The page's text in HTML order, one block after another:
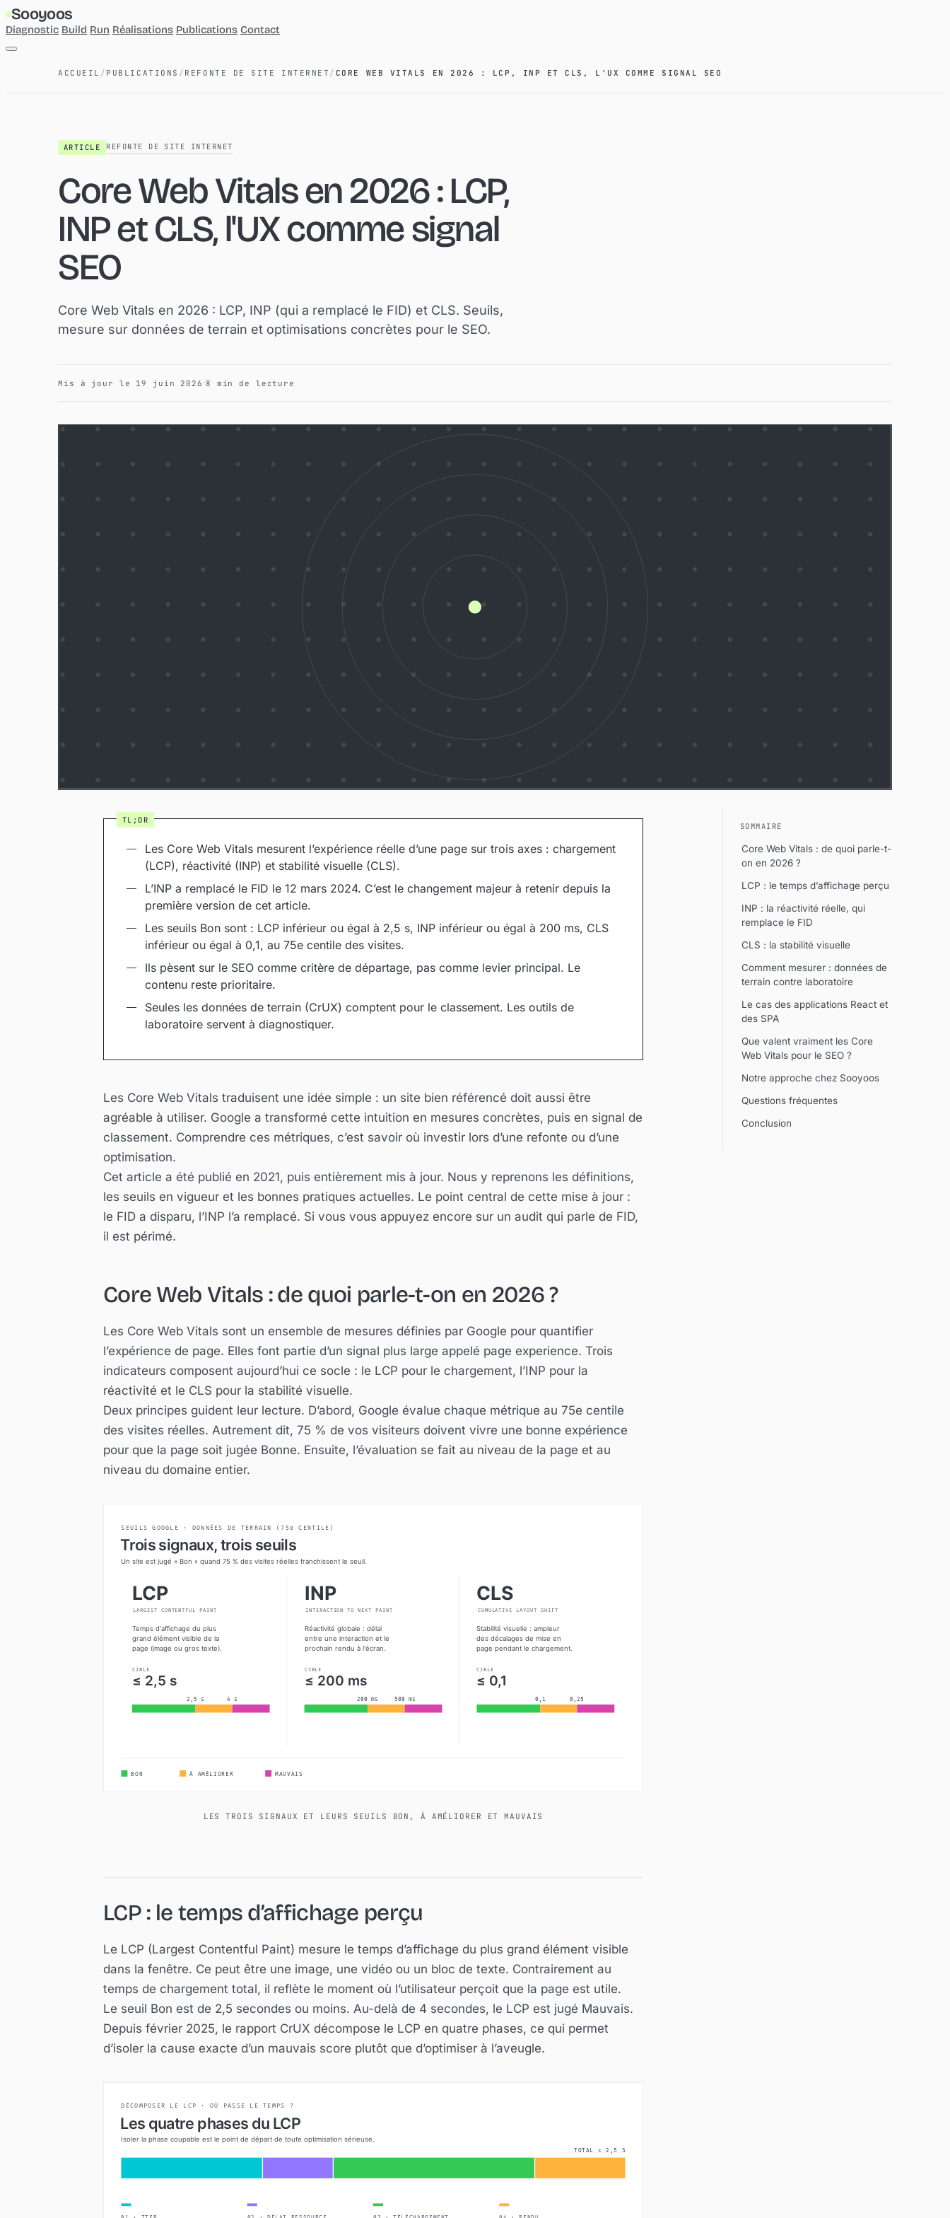
Sooyoos
Diagnostic Build Run Réalisations Publications Contact
ACCUEIL / PUBLICATIONS / REFONTE DE SITE INTERNET / CORE WEB VITALS EN 2026 : LCP, INP ET CLS, L'UX COMME SIGNAL SEO
ARTICLE REFONTE DE SITE INTERNET
Core Web Vitals en 2026 : LCP,
INP et CLS, l'UX comme signal
SEO
Core Web Vitals en 2026 : LCP, INP (qui a remplacé le FID) et CLS. Seuils,
mesure sur données de terrain et optimisations concrètes pour le SEO.
Mis à jour le 19 juin 2026 ·8 min de lecture
Les Core Web Vitals mesurent l’expérience réelle d’une page sur trois axes : chargement
(LCP), réactivité (INP) et stabilité visuelle (CLS).
L’INP a remplacé le FID le 12 mars 2024. C’est le changement majeur à retenir depuis la
première version de cet article.
Les seuils Bon sont : LCP inférieur ou égal à 2,5 s, INP inférieur ou égal à 200 ms, CLS
inférieur ou égal à 0,1, au 75e centile des visites.
Ils pèsent sur le SEO comme critère de départage, pas comme levier principal. Le
contenu reste prioritaire.
Seules les données de terrain (CrUX) comptent pour le classement. Les outils de
laboratoire servent à diagnostiquer.
Les Core Web Vitals traduisent une idée simple : un site bien référencé doit aussi être
agréable à utiliser. Google a transformé cette intuition en mesures concrètes, puis en signal de
classement. Comprendre ces métriques, c’est savoir où investir lors d’une refonte ou d’une
optimisation.
Cet article a été publié en 2021, puis entièrement mis à jour. Nous y reprenons les définitions,
les seuils en vigueur et les bonnes pratiques actuelles. Le point central de cette mise à jour :
le FID a disparu, l’INP l’a remplacé. Si vous vous appuyez encore sur un audit qui parle de FID,
il est périmé.
Core Web Vitals : de quoi parle-t-on en 2026 ?
Les Core Web Vitals sont un ensemble de mesures définies par Google pour quantifier
l’expérience de page. Elles font partie d’un signal plus large appelé page experience. Trois
indicateurs composent aujourd’hui ce socle : le LCP pour le chargement, l’INP pour la
réactivité et le CLS pour la stabilité visuelle.
Deux principes guident leur lecture. D’abord, Google évalue chaque métrique au 75e centile
des visites réelles. Autrement dit, 75 % de vos visiteurs doivent vivre une bonne expérience
pour que la page soit jugée Bonne. Ensuite, l’évaluation se fait au niveau de la page et au
niveau du domaine entier.
LES TROIS SIGNAUX ET LEURS SEUILS BON, À AMÉLIORER ET MAUVAIS
LCP : le temps d’affichage perçu
Le LCP (Largest Contentful Paint) mesure le temps d’affichage du plus grand élément visible
dans la fenêtre. Ce peut être une image, une vidéo ou un bloc de texte. Contrairement au
temps de chargement total, il reflète le moment où l’utilisateur perçoit que la page est utile.
Le seuil Bon est de 2,5 secondes ou moins. Au-delà de 4 secondes, le LCP est jugé Mauvais.
Depuis février 2025, le rapport CrUX décompose le LCP en quatre phases, ce qui permet
d’isoler la cause exacte d’un mauvais score plutôt que d’optimiser à l’aveugle.
SOMMAIRE
Core Web Vitals : de quoi parle-t-
on en 2026 ?
LCP : le temps d’affichage perçu
INP : la réactivité réelle, qui
remplace le FID
CLS : la stabilité visuelle
Comment mesurer : données de
terrain contre laboratoire
Le cas des applications React et
des SPA
Que valent vraiment les Core
Web Vitals pour le SEO ?
Notre approche chez Sooyoos
Questions fréquentes
Conclusion